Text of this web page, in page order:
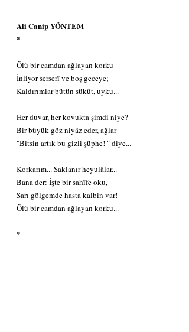
Ali Canip YÖNTEM
*
Ölü bir camdan ağlayan korku
İnliyor serserî ve boş geceye;
Kaldırımlar bütün sükût, uyku...
Her duvar, her kovukta şimdi niye?
Bir büyük göz niyâz eder, ağlar
"Bitsin artık bu gizli şüphe! " diye...
Korkarım... Saklanır heyulâlar...
Bana der: İşte bir sahîfe oku,
Sarı gölgemde hasta kalbin var!
Ölü bir camdan ağlayan korku...
*